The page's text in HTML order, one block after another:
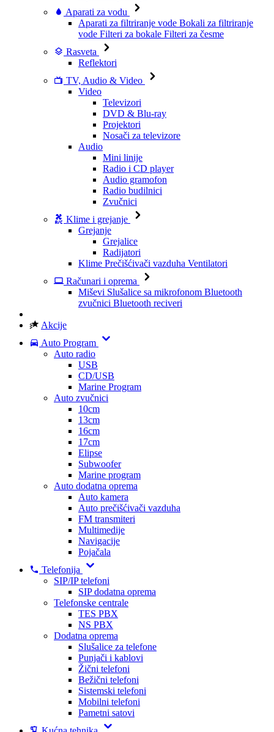
Aparati za vodu
Aparati za filtriranje vode Bokali za filtriranje
vode Filteri za bokale Filteri za česme
Rasveta
Reflektori
TV, Audio & Video
Video
Televizori
DVD & Blu-ray
Projektori
Nosači za televizore
Audio
Mini linije
Radio i CD player
Audio gramofon
Radio budilnici
Zvučnici
Klime i grejanje
Grejanje
Grejalice
Radijatori
Klime Prečišćivači vazduha Ventilatori
Računari i oprema
Miševi Slušalice sa mikrofonom Bluetooth
zvučnici Bluetooth reciveri
Akcije
Auto Program
Auto radio
USB
CD/USB
Marine Program
Auto zvučnici
10cm
13cm
16cm
17cm
Elipse
Subwoofer
Marine program
Auto dodatna oprema
Auto kamera
Auto prečišćivači vazduha
FM transmiteri
Multimedije
Navigacije
Pojačala
Telefonija
SIP/IP telefoni
SIP dodatna oprema
Telefonske centrale
TES PBX
NS PBX
Dodatna oprema
Slušalice za telefone
Punjači i kablovi
Žični telefoni
Bežični telefoni
Sistemski telefoni
Mobilni telefoni
Pametni satovi